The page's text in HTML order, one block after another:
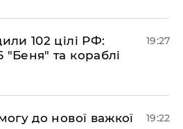
102 цілі РФ:
та кораблі
19:27
до нової важкої
19:22